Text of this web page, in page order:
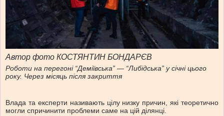
Автор фото КОСТЯНТИН БОНДАРЄВ
Роботи на перегоні “Деміївська” — “Либідська” у січні цього
року. Через місяць після закриття
Влада та експерти називають цілу низку причин, які теоретично
могли спричинити проблеми саме на цій ділянці.